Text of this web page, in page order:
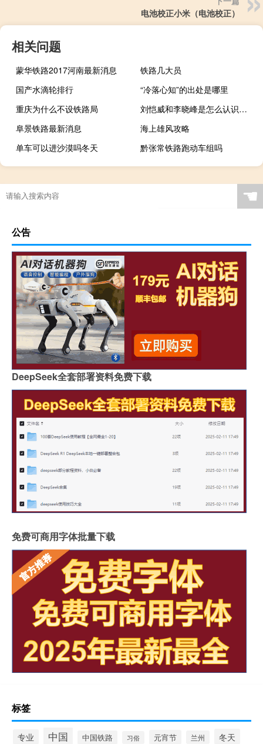
电池校正小米（电池校正）
相关问题
蒙华铁路2017河南最新消息
铁路几大员
国产水滴轮排行
“冷落心知”的出处是哪里
重庆为什么不设铁路局
刘恺威和李晓峰是怎么认识的 刘恺威承认与李晓峰恋情
阜景铁路最新消息
海上雄风攻略
单车可以进沙漠吗冬天
黔张常铁路跑动车组吗
☚
公告
DeepSeek全套部署资料免费下载
免费可商用字体批量下载
标签
专业 中国 中国铁路 习俗 元宵节 兰州 冬天